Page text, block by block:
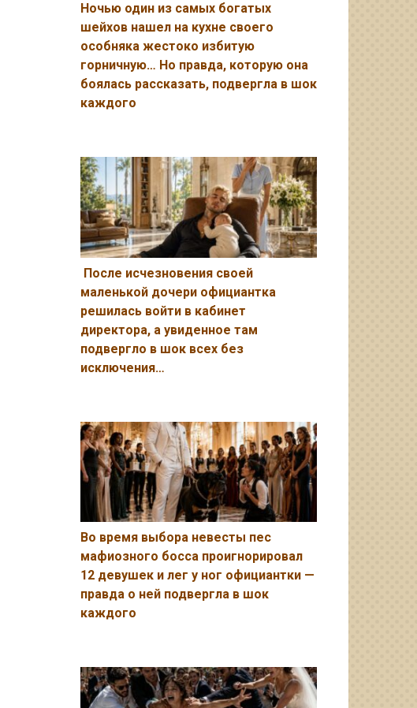
Ночью один из самых богатых
шейхов нашел на кухне своего
особняка жестоко избитую
горничную… Но правда, которую она
боялась рассказать, подвергла в шок
каждого
После исчезновения своей
маленькой дочери официантка
решилась войти в кабинет
директора, а увиденное там
подвергло в шок всех без
исключения…
Во время выбора невесты пес
мафиозного босса проигнорировал
12 девушек и лег у ног официантки —
правда о ней подвергла в шок
каждого